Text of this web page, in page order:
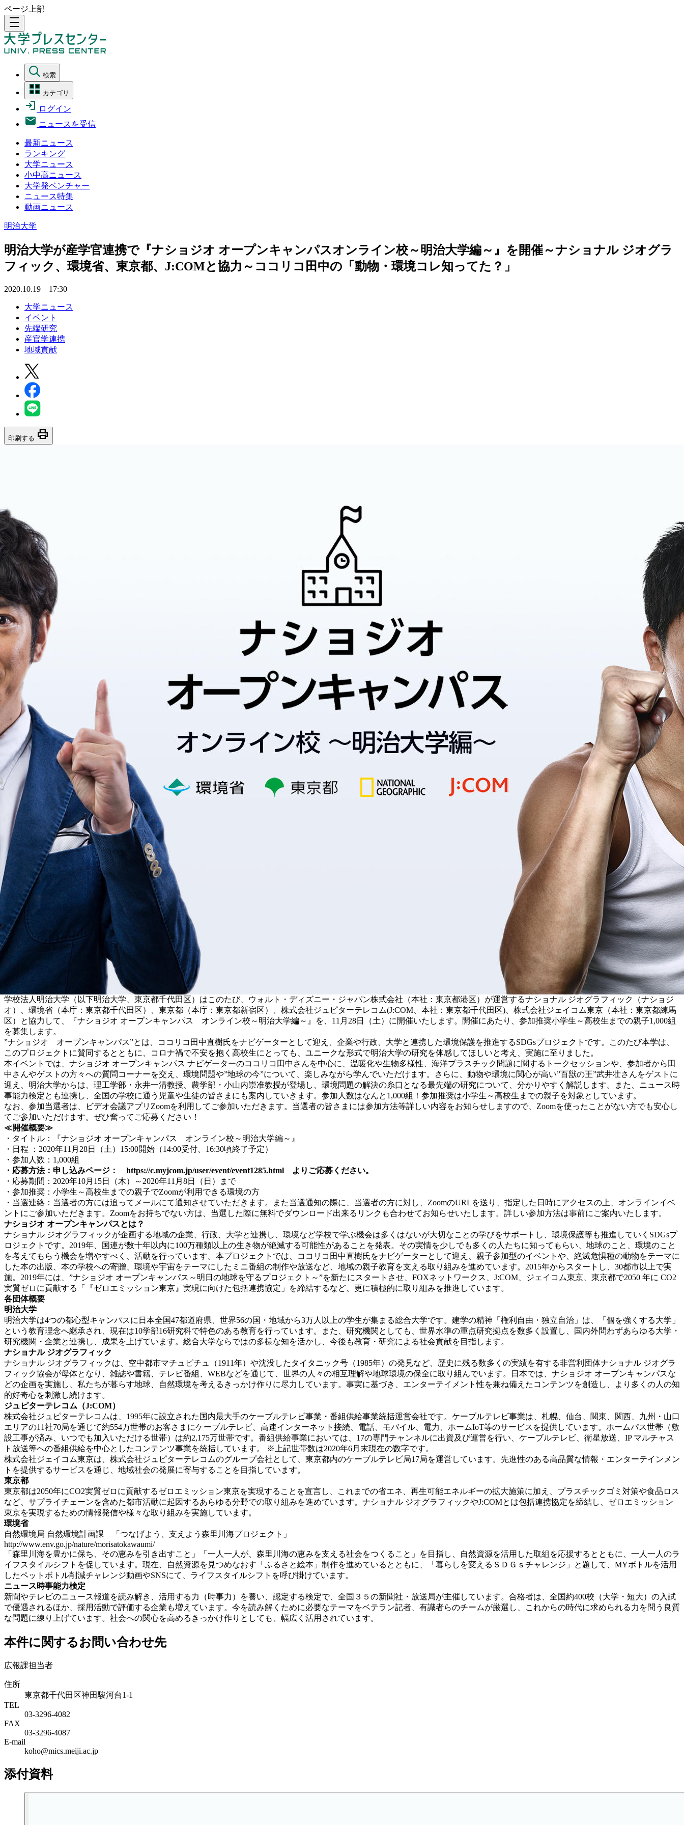
ページ上部
density_medium
検索
カテゴリ
ログイン
ニュースを受信
最新ニュース
ランキング
大学ニュース
小中高ニュース
大学発ベンチャー
ニュース特集
動画ニュース
明治大学
明治大学が産学官連携で『ナショジオ オープンキャンパスオンライン校～明治大学編～』を開催～ナショナル ジオグラ
フィック、環境省、東京都、J:COMと協力～ココリコ田中の「動物・環境コレ知ってた？」
2020.10.19 17:30
大学ニュース
イベント
先端研究
産官学連携
地域貢献
印刷する print
学校法人明治大学（以下明治大学、東京都千代田区）はこのたび、ウォルト・ディズニー・ジャパン株式会社（本社：東京都港区）が運営するナショナル ジオグラフィック（ナショジ
オ）、環境省（本庁：東京都千代田区）、東京都（本庁：東京都新宿区）、株式会社ジュピターテレコム(J:COM、本社：東京都千代田区)、株式会社ジェイコム東京（本社：東京都練馬
区）と協力して、『ナショジオ オープンキャンパス オンライン校～明治大学編～』を、11月28日（土）に開催いたします。開催にあたり、参加推奨小学生～高校生までの親子1,000組
を募集します。
”ナショジオ オープンキャンパス”とは、ココリコ田中直樹氏をナビゲーターとして迎え、企業や行政、大学と連携した環境保護を推進するSDGsプロジェクトです。このたび本学は、
このプロジェクトに賛同するとともに、コロナ禍で不安を抱く高校生にとっても、ユニークな形式で明治大学の研究を体感してほしいと考え、実施に至りました。
本イベントでは、ナショジオ オープンキャンパス ナビゲーターのココリコ田中さんを中心に、温暖化や生物多様性、海洋プラスチック問題に関するトークセッションや、参加者から田
中さんやゲストの方々への質問コーナーを交え、環境問題や”地球の今”について、楽しみながら学んでいただけます。さらに、動物や環境に関心が高い”百獣の王”武井壮さんをゲストに
迎え、明治大学からは、理工学部・永井一清教授、農学部・小山内崇准教授が登場し、環境問題の解決の糸口となる最先端の研究について、分かりやすく解説します。また、ニュース時
事能力検定とも連携し、全国の学校に通う児童や生徒の皆さまにも案内していきます。参加人数はなんと1,000組！参加推奨は小学生～高校生までの親子を対象としています。
なお、参加当選者は、ビデオ会議アプリZoomを利用してご参加いただきます。当選者の皆さまには参加方法等詳しい内容をお知らせしますので、Zoomを使ったことがない方でも安心し
てご参加いただけます。ぜひ奮ってご応募ください！
≪開催概要≫
・タイトル：『ナショジオ オープンキャンパス オンライン校～明治大学編～』
・日程 ：2020年11月28日（土）15:00開始（14:00受付、16:30頃終了予定）
・参加人数：1,000組
・応募方法：申し込みページ： https://c.myjcom.jp/user/event/event1285.html よりご応募ください。
・応募期間：2020年10月15日（木）～2020年11月8日（日）まで
・参加推奨：小学生～高校生までの親子でZoomが利用できる環境の方
・当選連絡：当選者の方には追ってメールにて通知させていただきます。また当選通知の際に、当選者の方に対し、ZoomのURLを送り、指定した日時にアクセスの上、オンラインイベ
ントにご参加いただきます。Zoomをお持ちでない方は、当選した際に無料でダウンロード出来るリンクも合わせてお知らせいたします。詳しい参加方法は事前にご案内いたします。
ナショジオ オープンキャンパスとは？
ナショナル ジオグラフィックが企画する地域の企業、行政、大学と連携し、環境など学校で学ぶ機会は多くはないが大切なことの学びをサポートし、環境保護等も推進していくSDGsプ
ロジェクトです。2019年、国連が数十年以内に100万種類以上の生き物が絶滅する可能性があることを発表。その実情を少しでも多くの人たちに知ってもらい、地球のこと、環境のこと
を考えてもらう機会を増やすべく、活動を行っています。本プロジェクトでは、ココリコ田中直樹氏をナビゲーターとして迎え、親子参加型のイベントや、絶滅危惧種の動物をテーマに
した本の出版、本の学校への寄贈、環境や宇宙をテーマにしたミニ番組の制作や放送など、地域の親子教育を支える取り組みを進めています。2015年からスタートし、30都市以上で実
施。2019年には、”ナショジオ オープンキャンパス～明日の地球を守るプロジェクト～”を新たにスタートさせ、FOXネットワークス、J:COM、ジェイコム東京、東京都で2050 年に CO2
実質ゼロに貢献する「『ゼロエミッション東京』実現に向けた包括連携協定」を締結するなど、更に積極的に取り組みを推進しています。
各団体概要
明治大学
明治大学は4つの都心型キャンパスに日本全国47都道府県、世界56の国・地域から3万人以上の学生が集まる総合大学です。建学の精神「権利自由・独立自治」は、「個を強くする大学」
という教育理念へ継承され、現在は10学部16研究科で特色のある教育を行っています。また、研究機関としても、世界水準の重点研究拠点を数多く設置し、国内外問わずあらゆる大学・
研究機関・企業と連携し、成果を上げています。総合大学ならではの多様な知を活かし、今後も教育・研究による社会貢献を目指します。
ナショナル ジオグラフィック
ナショナル ジオグラフィックは、空中都市マチュピチュ（1911年）や沈没したタイタニック号（1985年）の発見など、歴史に残る数多くの実績を有する非営利団体ナショナル ジオグラ
フィック協会が母体となり、雑誌や書籍、テレビ番組、WEBなどを通じて、世界の人々の相互理解や地球環境の保全に取り組んでいます。日本では、ナショジオ オープンキャンパスな
どの企画を実施し、私たちが暮らす地球、自然環境を考えるきっかけ作りに尽力しています。事実に基づき、エンターテイメント性を兼ね備えたコンテンツを創造し、より多くの人の知
的好奇心を刺激し続けます。
ジュピターテレコム（J:COM）
株式会社ジュピターテレコムは、1995年に設立された国内最大手のケーブルテレビ事業・番組供給事業統括運営会社です。ケーブルテレビ事業は、札幌、仙台、関東、関西、九州・山口
エリアの11社70局を通じて約554万世帯のお客さまにケーブルテレビ、高速インターネット接続、電話、モバイル、電力、ホームIoT等のサービスを提供しています。ホームパス世帯（敷
設工事が済み、いつでも加入いただける世帯）は約2,175万世帯です。番組供給事業においては、17の専門チャンネルに出資及び運営を行い、ケーブルテレビ、衛星放送、IP マルチャス
ト放送等への番組供給を中心としたコンテンツ事業を統括しています。 ※上記世帯数は2020年6月末現在の数字です。
株式会社ジェイコム東京は、株式会社ジュピターテレコムのグループ会社として、東京都内のケーブルテレビ局17局を運営しています。先進性のある高品質な情報・エンターテインメン
トを提供するサービスを通じ、地域社会の発展に寄与することを目指しています。
東京都
東京都は2050年にCO2実質ゼロに貢献するゼロエミッション東京を実現することを宣言し、これまでの省エネ、再生可能エネルギーの拡大施策に加え、プラスチックゴミ対策や食品ロス
など、サプライチェーンを含めた都市活動に起因するあらゆる分野での取り組みを進めています。ナショナル ジオグラフィックやJ:COMとは包括連携協定を締結し、ゼロエミッション
東京を実現するための情報発信や様々な取り組みを実施しています。
環境省
自然環境局 自然環境計画課 「つなげよう、支えよう森里川海プロジェクト」
http://www.env.go.jp/nature/morisatokawaumi/
「森里川海を豊かに保ち、その恵みを引き出すこと」「一人一人が、森里川海の恵みを支える社会をつくること」を目指し、自然資源を活用した取組を応援するとともに、一人一人のラ
イフスタイルシフトを促しています。現在、自然資源を見つめなおす「ふるさと絵本」制作を進めているとともに、「暮らしを変えるＳＤＧｓチャレンジ」と題して、MYボトルを活用
したペットボトル削減チャレンジ動画やSNSにて、ライフスタイルシフトを呼び掛けています。
ニュース時事能力検定
新聞やテレビのニュース報道を読み解き、活用する力（時事力）を養い、認定する検定で、全国３５の新聞社・放送局が主催しています。合格者は、全国約400校（大学・短大）の入試
で優遇されるほか、採用活動で評価する企業も増えています。今を読み解くために必要なテーマをベテラン記者、有識者らのチームが厳選し、これからの時代に求められる力を問う良質
な問題に練り上げています。社会への関心を高めるきっかけ作りとしても、幅広く活用されています。
本件に関するお問い合わせ先
広報課担当者
住所
東京都千代田区神田駿河台1-1
TEL
03-3296-4082
FAX
03-3296-4087
E-mail
koho@mics.meiji.ac.jp
添付資料